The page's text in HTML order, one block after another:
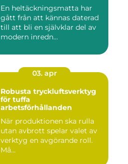
En heltäckningsmatta har
gått från att kännas daterad
till att bli en självklar del av
modern inredn...
03. apr
Robusta tryckluftsverktyg
för tuffa
arbetsförhållanden
När produktionen ska rulla
utan avbrott spelar valet av
verktyg en avgörande roll.
Må...